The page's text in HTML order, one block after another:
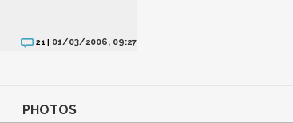
21 | 01/03/2006, 09:27
PHOTOS